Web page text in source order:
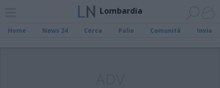
Lombardia
Home News 24 Cerca Palio Comunità Invia